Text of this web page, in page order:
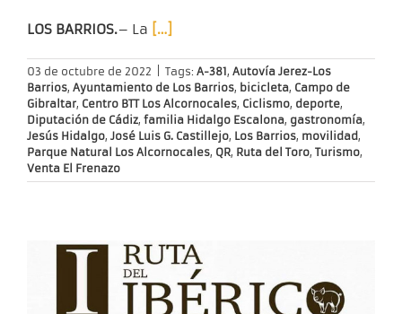
LOS BARRIOS.– La […]
03 de octubre de 2022 Tags: A-381, Autovía Jerez-Los
Barrios, Ayuntamiento de Los Barrios, bicicleta, Campo de
Gibraltar, Centro BTT Los Alcornocales, Ciclismo, deporte,
Diputación de Cádiz, familia Hidalgo Escalona, gastronomía,
Jesús Hidalgo, José Luis G. Castillejo, Los Barrios, movilidad,
Parque Natural Los Alcornocales, QR, Ruta del Toro, Turismo,
Venta El Frenazo